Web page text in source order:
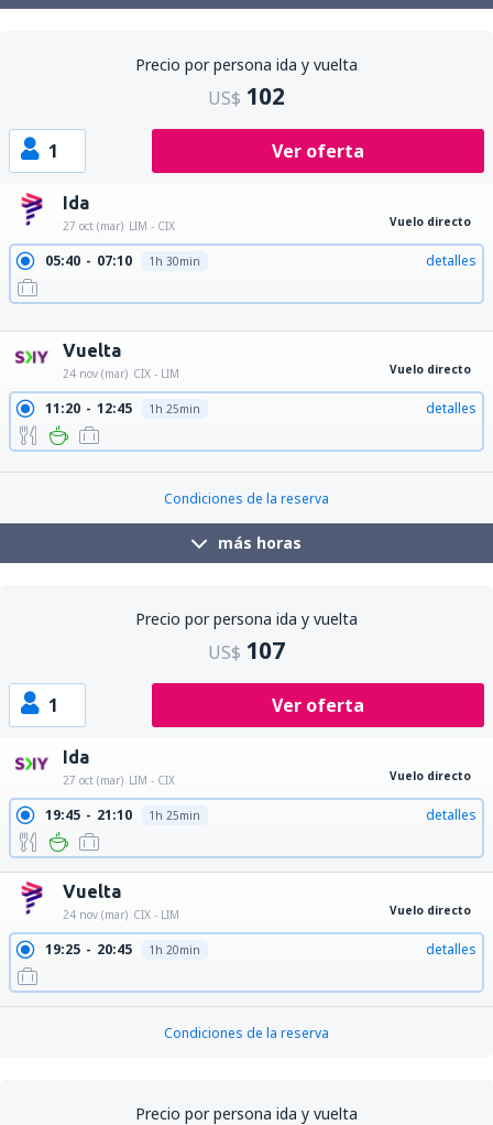
Precio por persona ida y vuelta
US$ 102
1 Ver oferta
Ida
27 oct (mar) LIM - CIX Vuelo directo
05:40 07:10 1h 30min detalles
Vuelta
24 nov (mar) CIX - LIM Vuelo directo
11:20 12:45 1h 25min detalles
Condiciones de la reserva
más horas
Precio por persona ida y vuelta
US$ 107
1 Ver oferta
Ida
27 oct (mar) LIM - CIX Vuelo directo
19:45 21:10 1h 25min detalles
Vuelta
24 nov (mar) CIX - LIM Vuelo directo
19:25 20:45 1h 20min detalles
Condiciones de la reserva
Precio por persona ida y vuelta